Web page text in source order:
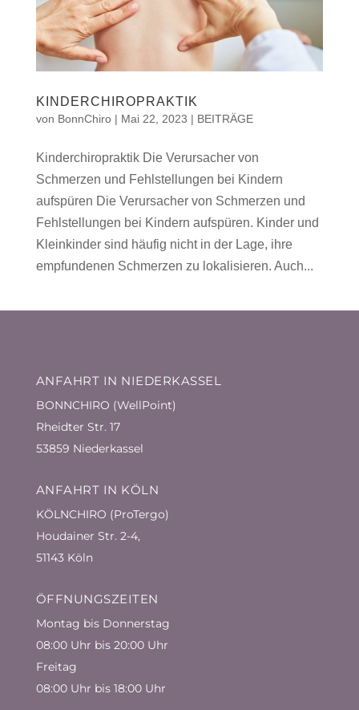
KINDERCHIROPRAKTIK
von BonnChiro| Mai 22, 2023 | BEITRÄGE
Kinderchiropraktik Die Verursacher von
Schmerzen und Fehlstellungen bei Kindern
aufspüren Die Verursacher von Schmerzen und
Fehlstellungen bei Kindern aufspüren. Kinder und
Kleinkinder sind häufig nicht in der Lage, ihre
empfundenen Schmerzen zu lokalisieren. Auch...
ANFAHRT IN NIEDERKASSEL
BONNCHIRO (WellPoint)
Rheidter Str. 17
53859 Niederkassel
ANFAHRT IN KÖLN
KÖLNCHIRO (ProTergo)
Houdainer Str. 2-4,
51143 Köln
ÖFFNUNGSZEITEN
Montag bis Donnerstag
08:00 Uhr bis 20:00 Uhr
Freitag
08:00 Uhr bis 18:00 Uhr